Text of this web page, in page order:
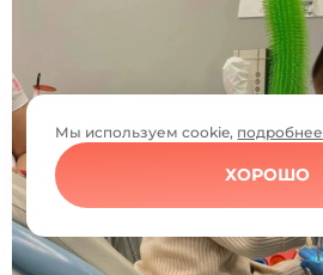
Мы используем cookie, подробнее
ХОРОШО